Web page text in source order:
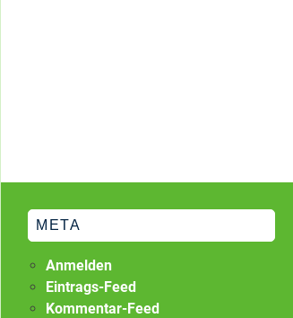
META
Anmelden
Eintrags-Feed
Kommentar-Feed